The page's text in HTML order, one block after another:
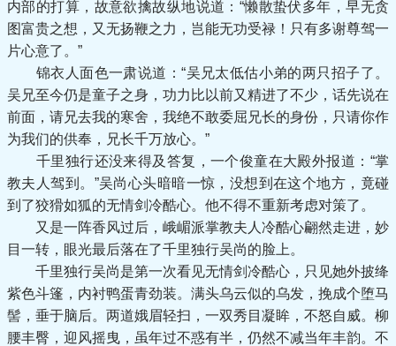
内部的打算，故意欲擒故纵地说道：“懒散蛰伏多年，早无贪
图富贵之想，又无扬鞭之力，岂能无功受禄！只有多谢尊驾一
片心意了。”
锦衣人面色一肃说道：“吴兄太低估小弟的两只招子了。
吴兄至今仍是童子之身，功力比以前又精进了不少，话先说在
前面，请兄去我的寒舍，我绝不敢委屈兄长的身份，只请你作
为我们的供奉，兄长千万放心。”
千里独行还没来得及答复，一个俊童在大殿外报道：“掌
教夫人驾到。”吴尚心头暗暗一惊，没想到在这个地方，竟碰
到了狡猾如狐的无情剑冷酷心。他不得不重新考虑对策了。
又是一阵香风过后，峨嵋派掌教夫人冷酷心翩然走进，妙
目一转，眼光最后落在了千里独行吴尚的脸上。
千里独行吴尚是第一次看见无情剑冷酷心，只见她外披绛
紫色斗篷，内衬鸭蛋青劲装。满头乌云似的乌发，挽成个堕马
髻，垂于脑后。两道娥眉轻扫，一双秀目凝眸，不怒自威。柳
腰丰臀，迎风摇曳，虽年过不惑有半，仍然不减当年丰韵。不